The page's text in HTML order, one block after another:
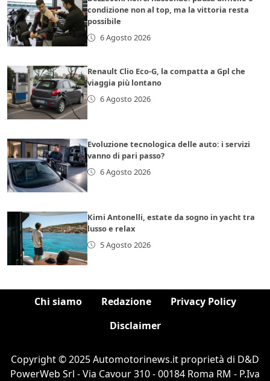
condizione non al top, ma la vittoria resta
possibile
6 Agosto 2026
Renault Clio Eco-G, la compatta a Gpl che
viaggia più lontano
6 Agosto 2026
Evoluzione tecnologica delle auto: i servizi
vanno di pari passo?
6 Agosto 2026
Kimi Antonelli, estate da sogno in yacht tra
lusso e relax
5 Agosto 2026
Chi siamo Redazione
Privacy Policy
Disclaimer
Copyright © 2025 Automotorinews.it proprietà di D&D
PowerWeb Srl - Via Cavour 310 - 00184 Roma RM - P.Iva